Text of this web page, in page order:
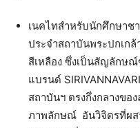
เนคไทสำหรับนักศึกษาช
ประจำสถาบันพระปกเกล้
สีเหลือง ซึ่งเป็นสัญลักษณ์
แบรนด์
สถาบันฯ ตรงกึ่งกลางขอ
ภาพลักษณ์ อันวิจิตรที่ผส